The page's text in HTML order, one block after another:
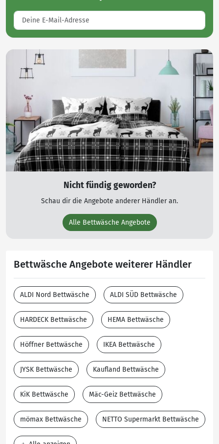
Nicht fündig geworden?
Schau dir die Angebote anderer Händler an.
Alle Bettwäsche Angebote
Bettwäsche Angebote weiterer Händler
ALDI Nord Bettwäsche ALDI SÜD Bettwäsche
HARDECK Bettwäsche HEMA Bettwäsche
Höffner Bettwäsche IKEA Bettwäsche
JYSK Bettwäsche Kaufland Bettwäsche
KiK Bettwäsche Mäc-Geiz Bettwäsche
mömax Bettwäsche NETTO Supermarkt Bettwäsche